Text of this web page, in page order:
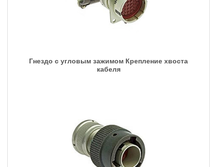
Гнездо с угловым зажимом Крепление хвоста
кабеля